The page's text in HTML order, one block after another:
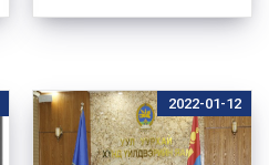
ТУСГАЙ
ДАХИН
НЭМЭГДЭНЭ
2022-01-12